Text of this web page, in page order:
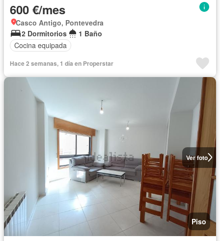
600 €/mes
Casco Antigo, Pontevedra
2 Dormitorios
1 Baño
Cocina equipada
Hace 2 semanas, 1 día en Properstar
Ver foto
Piso